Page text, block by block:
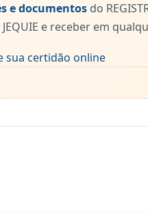
e documentos do
JEQUIE e receber em